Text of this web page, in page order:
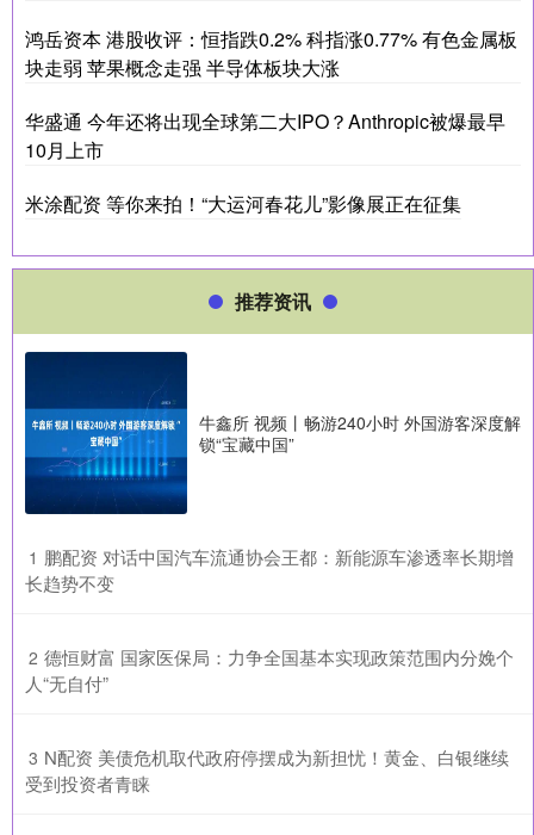
鸿岳资本 港股收评：恒指跌0.2% 科指涨0.77% 有色金属板
块走弱 苹果概念走强 半导体板块大涨
华盛通 今年还将出现全球第二大IPO？Anthropic被爆最早
10月上市
米涂配资 等你来拍！“大运河春花儿”影像展正在征集
推荐资讯
牛鑫所 视频丨畅游240小时 外国游客深度解
锁“宝藏中国”
1 ​鹏配资 对话中国汽车流通协会王都：新能源车渗透率长期增
长趋势不变
2 ​德恒财富 国家医保局：力争全国基本实现政策范围内分娩个
人“无自付”
3 ​N配资 美债危机取代政府停摆成为新担忧！黄金、白银继续
受到投资者青睐